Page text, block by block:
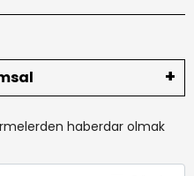
haberdar olmak